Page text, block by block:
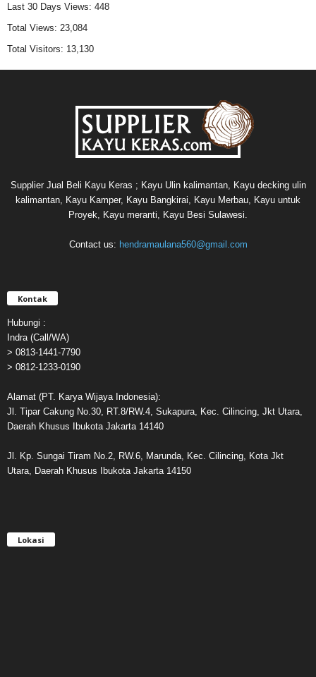
Last 30 Days Views: 448
Total Views: 23,084
Total Visitors: 13,130
Supplier Jual Beli Kayu Keras ; Kayu Ulin kalimantan, Kayu decking ulin
kalimantan, Kayu Kamper, Kayu Bangkirai, Kayu Merbau, Kayu untuk
Proyek, Kayu meranti, Kayu Besi Sulawesi.
Contact us: hendramaulana560@gmail.com
Kontak
Hubungi :
Indra (Call/WA)
> 0813-1441-7790
> 0812-1233-0190
Alamat (PT. Karya Wijaya Indonesia):
Jl. Tipar Cakung No.30, RT.8/RW.4, Sukapura, Kec. Cilincing, Jkt Utara,
Daerah Khusus Ibukota Jakarta 14140
Jl. Kp. Sungai Tiram No.2, RW.6, Marunda, Kec. Cilincing, Kota Jkt
Utara, Daerah Khusus Ibukota Jakarta 14150
Lokasi